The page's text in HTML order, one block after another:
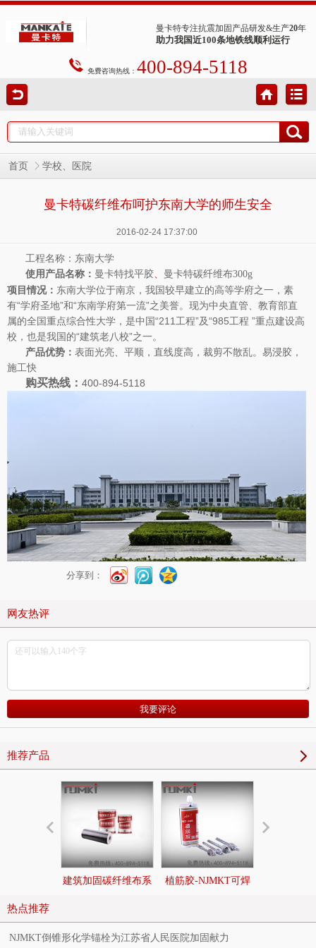
曼卡特专注抗震加固产品研发&生产20年
助力我国近100条地铁线顺利运行
免费咨询热线： 400-894-5118
首页 学校、医院
曼卡特碳纤维布呵护东南大学的师生安全
2016-02-24 17:37:00
工程名称：东南大学
使用产品名称： 曼卡特找平胶 曼卡特碳纤维布300g
项目情况： 东南大学位于南京，我国较早建立的高等学府之一，素
有“学府圣地”和“东南学府第一流”之美誉。现为中央直管、教育部直
属的全国重点综合性大学，是中国“211工程”及“985工程 ”重点建设高
校，也是我国的“建筑老八校”之一。
产品优势： 表面光亮、平顺，直线度高，裁剪不散乱。易浸胶，
施工快
购买热线： 400-894-5118
分享到：
网友热评
推荐产品
建筑加固碳纤维布系 植筋胶-NJMKT可焊
热点推荐
NJMKT倒锥形化学锚栓为江苏省人民医院加固献力